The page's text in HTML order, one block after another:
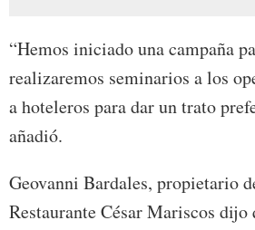
“Hemos iniciado una campaña
realizaremos seminarios a los
a hoteleros para dar un trato
añadió.
Geovanni Bardales, propietario
Restaurante César Mariscos dijo